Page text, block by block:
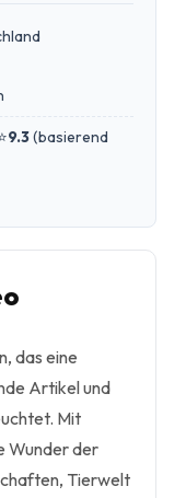
9.3(basierend
das eine
Artikel und
Mit
Wunder der
Tierwelt